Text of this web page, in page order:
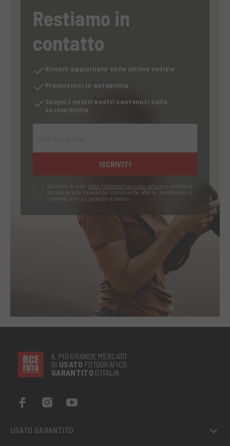
Restiamo in
contatto
Rimani aggiornato sulle ultime notizie
Promozioni in anteprima
Scopri i nostri nostri contenuti sulla
sostenibilità
ISCRIVITI
Dichiaro di aver letto l’informativa sulla privacy e chiedo di
iscrivermi alla newsletter contenente offerte, promozioni e
informazioni su prodotti e servizi.
IL PIÙ GRANDE MERCATO
DI USATO FOTOGRAFICO
GARANTITO D’ITALIA
USATO GARANTITO